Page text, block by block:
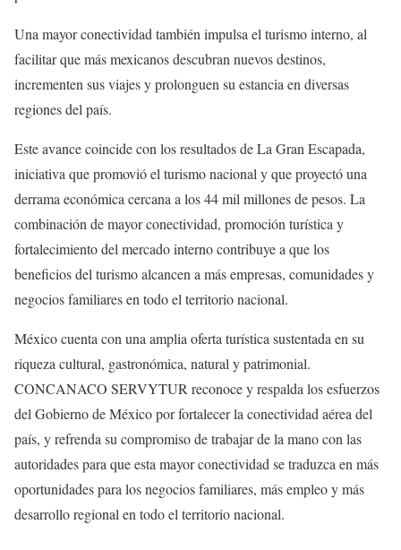
Una mayor conectividad también impulsa el turismo interno, al
facilitar que más mexicanos descubran nuevos destinos,
incrementen sus viajes y prolonguen su estancia en diversas
regiones del país.
Este avance coincide con los resultados de La Gran Escapada,
iniciativa que promovió el turismo nacional y que proyectó una
derrama económica cercana a los 44 mil millones de pesos. La
combinación de mayor conectividad, promoción turística y
fortalecimiento del mercado interno contribuye a que los
beneficios del turismo alcancen a más empresas, comunidades y
negocios familiares en todo el territorio nacional.
México cuenta con una amplia oferta turística sustentada en su
riqueza cultural, gastronómica, natural y patrimonial.
CONCANACO SERVYTUR reconoce y respalda los esfuerzos
del Gobierno de México por fortalecer la conectividad aérea del
país, y refrenda su compromiso de trabajar de la mano con las
autoridades para que esta mayor conectividad se traduzca en más
oportunidades para los negocios familiares, más empleo y más
desarrollo regional en todo el territorio nacional.